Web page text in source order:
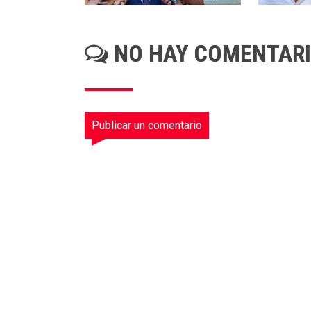
NO HAY
Publicar un comentario